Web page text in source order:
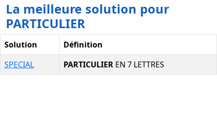
La meilleure solution pour
PARTICULIER
Solution
Définition
SPECIAL
PARTICULIER EN 7 LETTRES